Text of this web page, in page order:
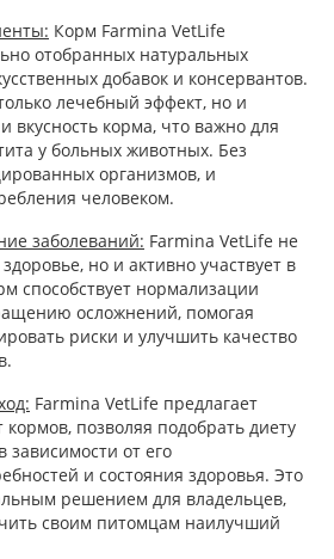
Корм Farmina VetLife
отобранных натуральных
добавок и консервантов.
лечебный эффект, но и
вкусность корма, что важно для
у больных животных. Без
организмов, и
человеком.
заболеваний: Farmina VetLife не
но и активно участвует в
способствует нормализации
осложнений, помогая
риски и улучшить качество
Farmina VetLife предлагает
позволяя подобрать диету
зависимости от его
и состояния здоровья. Это
решением для владельцев,
своим питомцам наилучший